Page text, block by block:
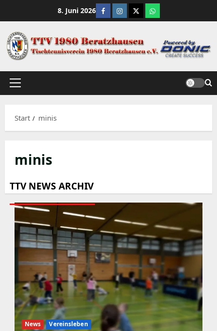
springen
8. Juni 2026 Facebook
Instagram
X WhatsApp
Primäres
Start
minis
minis
News Vereinsleben